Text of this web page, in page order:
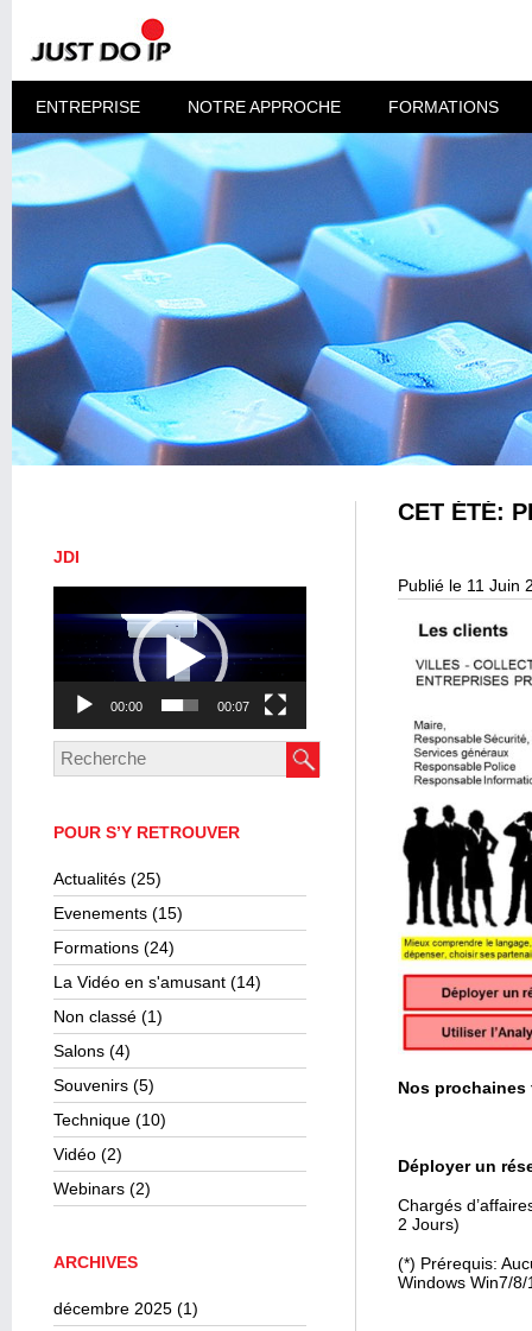
ENTREPRISE NOTRE APPROCHE FORMATIONS
JDI
vidéo
00:00 00:07
POUR S’Y RETROUVER
Actualités (25)
Evenements (15)
Formations (24)
La Vidéo en s'amusant (14)
Non classé (1)
Salons (4)
Souvenirs (5)
Technique (10)
Vidéo (2)
Webinars (2)
ARCHIVES
décembre 2025 (1)
CET ÉTÉ:
Publié le 11 Juin
Nos
Déployer un
Chargés
2 Jours)
(*) Prérequis:
Windows Win7/